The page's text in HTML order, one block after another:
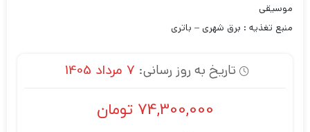
موسیقی
منبع تغذیه : برق شهری – باتری
تاریخ به روز رسانی: 7 مرداد 1405
74,300,000 تومان